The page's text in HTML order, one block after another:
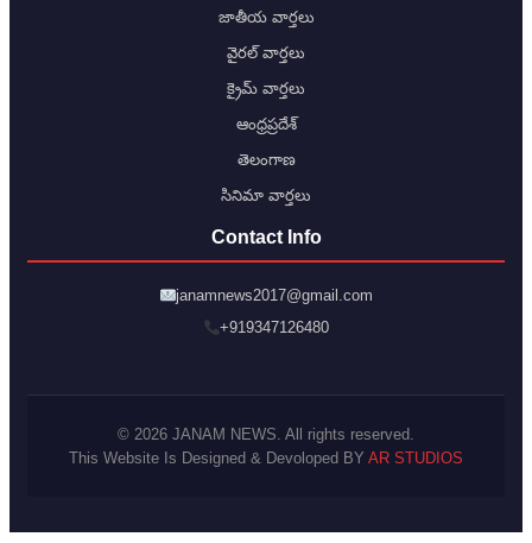
జాతీయ వార్తలు
వైరల్ వార్తలు
క్రైమ్ వార్తలు
ఆంధ్రప్రదేశ్
తెలంగాణ
సినిమా వార్తలు
Contact Info
janamnews2017@gmail.com
+919347126480
© 2026 JANAM NEWS. All rights reserved.
This Website Is Designed & Devoloped BY AR STUDIOS